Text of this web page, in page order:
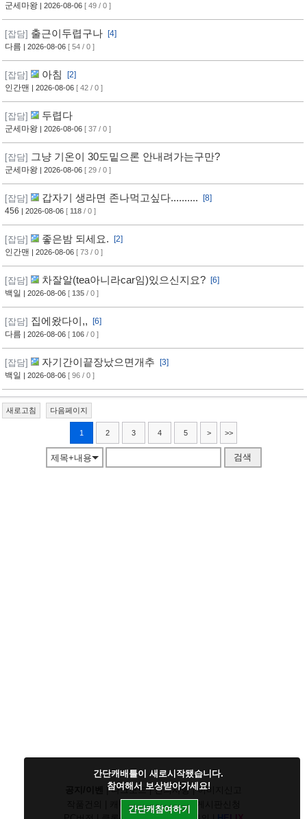
군세마왕 | 2026-08-06 [ 49 / 0 ]
[잡담] 출근이두렵구나
[4]
다름 | 2026-08-06 [ 54 / 0 ]
[잡담] 아침
[2]
인간맨 | 2026-08-06 [ 42 / 0 ]
[잡담] 두렵다
군세마왕 | 2026-08-06 [ 37 / 0 ]
[잡담] 그냥 기온이 30도밑으론 안내려가는구만?
군세마왕 | 2026-08-06 [ 29 / 0 ]
[잡담] 갑자기 생라면 존나먹고싶다..........
[8]
456 | 2026-08-06 [ 118 / 0 ]
[잡담] 좋은밤 되세요.
[2]
인간맨 | 2026-08-06 [ 73 / 0 ]
[잡담] 차잘알(tea아니라car임)있으신지요?
[6]
백일 | 2026-08-06 [ 135 / 0 ]
[잡담] 집에왔다이,,
[6]
다름 | 2026-08-06 [ 106 / 0 ]
[잡담] 자기간이끝장났으면개추
[3]
백일 | 2026-08-06 [ 96 / 0 ]
새로고침 다음페이지
1 2 3 4 5 > >>
제목+내용 검색
|다크모드|건의사항|이미지신고
캐릭건의|기타디비|
간단캐배틀이 새로시작됐습니다.
참여해서 보상받아가세요!
간단캐참여하기